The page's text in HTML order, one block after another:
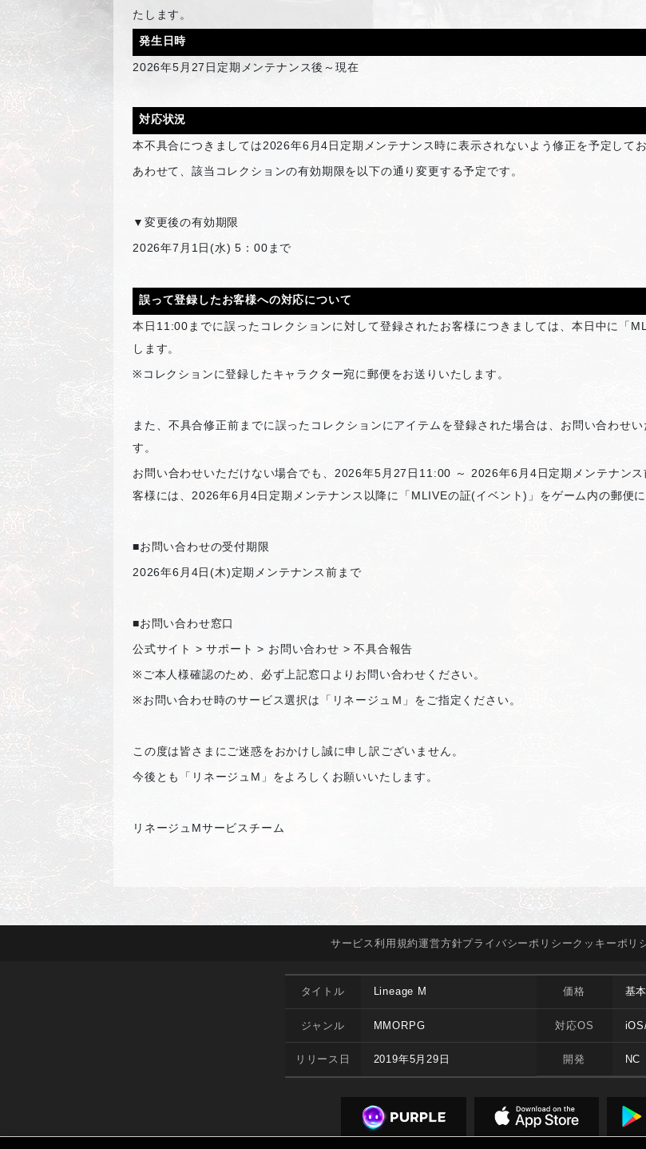
たします。
発生日時
2026年5月27日定期メンテナンス後～現在
対応状況
本不具合につきましては2026年6月4日定期メンテナンス時に表示されないよう修正を予定してお
あわせて、該当コレクションの有効期限を以下の通り変更する予定です。
▼ 変更後の有効期限
2026年7月1日(水) 5：00まで
誤って登録したお客様への対応について
本日11:00までに誤ったコレクションに対して登録されたお客様につきましては、本日中に「
します。
※ コレクションに登録したキャラクター宛に郵便をお送りいたします。
また、不具合修正前までに誤ったコレクションにアイテムを登録された場合は、お問い合わせ
す。
お問い合わせいただけない場合でも、2026年5月27日11:00 ～ 2026年6月4日定期メンテナン
客様には、2026年6月4日定期メンテナンス以降に「MLIVEの証(イベント)」をゲーム内の郵便に
■お問い合わせの受付期限
2026年6月4日(木)定期メンテナンス前まで
■お問い合わせ窓口
公式サイト > サポート > お問い合わせ > 不具合報告
※ご本人様確認のため、必ず上記窓口よりお問い合わせください。
※お問い合わせ時のサービス選択は「リネージュＭ」をご指定ください。
この度は皆さまにご迷惑をおかけし誠に申し訳ございません。
今後とも「リネージュM」をよろしくお願いいたします。
リネージュMサービスチーム
サービス 利用規約運営方針プライバシー ポリシークッキー ポリ
タイトル Lineage M
ジャンル MMORPG
リリース日 2019年5月29日
価格 基
対応OS
開発 NC